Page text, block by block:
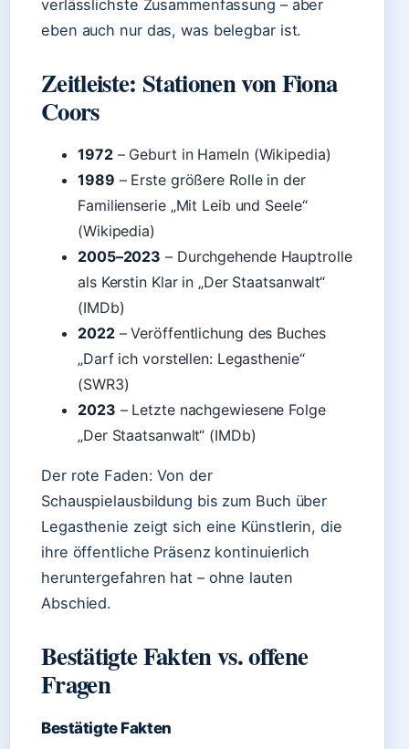
verlässlichste Zusammenfassung – aber
eben auch nur das, was belegbar ist.
Zeitleiste: Stationen von Fiona
Coors
1972– Geburt in Hameln (Wikipedia)
1989 – Erste größere Rolle in der
Familienserie „Mit Leib und Seele“
(Wikipedia)
2005–2023 – Durchgehende Hauptrolle
als Kerstin Klar in „Der Staatsanwalt“
(IMDb)
2022– Veröffentlichung des Buches
„Darf ich vorstellen: Legasthenie“
(SWR3)
2023 – Letzte nachgewiesene Folge
„Der Staatsanwalt“ (IMDb)
Der rote Faden: Von der
Schauspielausbildung bis zum Buch über
Legasthenie zeigt sich eine Künstlerin, die
ihre öffentliche Präsenz kontinuierlich
heruntergefahren hat – ohne lauten
Abschied.
Bestätigte Fakten vs. offene
Fragen
Bestätigte Fakten